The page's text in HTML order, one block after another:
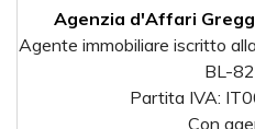
Agenzia d'Affari
Agente immobiliare iscritto
BL-
Partita IVA:
Con